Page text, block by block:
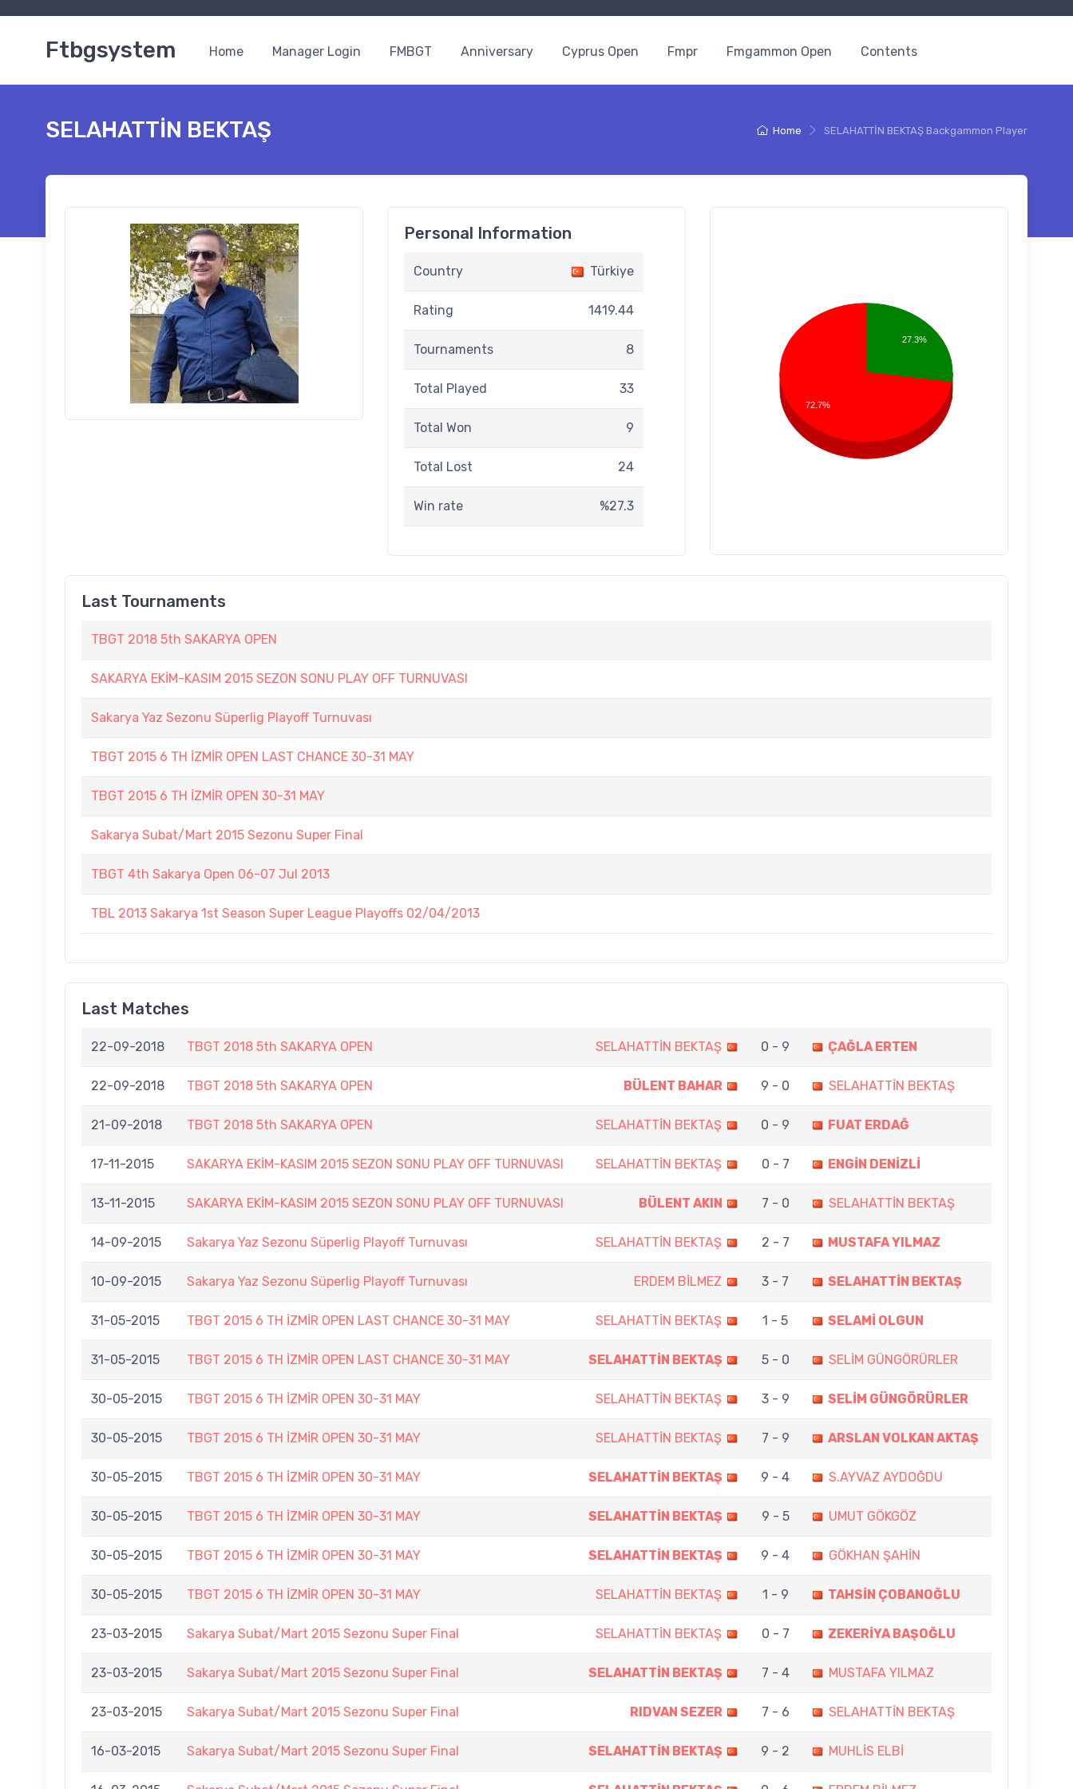
Ftbgsystem Home Manager Login FMBGT Anniversary Cyprus Open Fmpr Fmgammon Open Contents
Home SELAHATTİN BEKTAŞ Backgammon Player
SELAHATTİN BEKTAŞ
Personal Information
Country Türkiye
Rating 1419.44
Tournaments 8
Total Played 33
Total Won 9
Total Lost 24
Win rate %27.3
27.3%
72.7%
Last Tournaments
TBGT 2018 5th SAKARYA OPEN
SAKARYA EKİM-KASIM 2015 SEZON SONU PLAY OFF TURNUVASI
Sakarya Yaz Sezonu Süperlig Playoff Turnuvası
TBGT 2015 6 TH İZMİR OPEN LAST CHANCE 30-31 MAY
TBGT 2015 6 TH İZMİR OPEN 30-31 MAY
Sakarya Subat/Mart 2015 Sezonu Super Final
TBGT 4th Sakarya Open 06-07 Jul 2013
TBL 2013 Sakarya 1st Season Super League Playoffs 02/04/2013
Last Matches
22-09-2018 TBGT 2018 5th SAKARYA OPEN SELAHATTİN BEKTAŞ 0 - 9 ÇAĞLA ERTEN
22-09-2018 TBGT 2018 5th SAKARYA OPEN BÜLENT BAHAR 9 - 0 SELAHATTİN BEKTAŞ
21-09-2018 TBGT 2018 5th SAKARYA OPEN SELAHATTİN BEKTAŞ 0 - 9 FUAT ERDAĞ
17-11-2015 SAKARYA EKİM-KASIM 2015 SEZON SONU PLAY OFF TURNUVASI SELAHATTİN BEKTAŞ 0 - 7 ENGİN DENİZLİ
13-11-2015 SAKARYA EKİM-KASIM 2015 SEZON SONU PLAY OFF TURNUVASI BÜLENT AKIN 7 - 0 SELAHATTİN BEKTAŞ
14-09-2015 Sakarya Yaz Sezonu Süperlig Playoff Turnuvası SELAHATTİN BEKTAŞ 2 - 7 MUSTAFA YILMAZ
10-09-2015 Sakarya Yaz Sezonu Süperlig Playoff Turnuvası ERDEM BİLMEZ 3 - 7 SELAHATTİN BEKTAŞ
31-05-2015 TBGT 2015 6 TH İZMİR OPEN LAST CHANCE 30-31 MAY SELAHATTİN BEKTAŞ 1 - 5 SELAMİ OLGUN
31-05-2015 TBGT 2015 6 TH İZMİR OPEN LAST CHANCE 30-31 MAY SELAHATTİN BEKTAŞ 5 - 0 SELİM GÜNGÖRÜRLER
30-05-2015 TBGT 2015 6 TH İZMİR OPEN 30-31 MAY SELAHATTİN BEKTAŞ 3 - 9 SELİM GÜNGÖRÜRLER
30-05-2015 TBGT 2015 6 TH İZMİR OPEN 30-31 MAY SELAHATTİN BEKTAŞ 7 - 9 ARSLAN VOLKAN AKTAŞ
30-05-2015 TBGT 2015 6 TH İZMİR OPEN 30-31 MAY SELAHATTİN BEKTAŞ 9 - 4 S.AYVAZ AYDOĞDU
30-05-2015 TBGT 2015 6 TH İZMİR OPEN 30-31 MAY SELAHATTİN BEKTAŞ 9 - 5 UMUT GÖKGÖZ
30-05-2015 TBGT 2015 6 TH İZMİR OPEN 30-31 MAY SELAHATTİN BEKTAŞ 9 - 4 GÖKHAN ŞAHİN
30-05-2015 TBGT 2015 6 TH İZMİR OPEN 30-31 MAY SELAHATTİN BEKTAŞ 1 - 9 TAHSİN ÇOBANOĞLU
23-03-2015 Sakarya Subat/Mart 2015 Sezonu Super Final SELAHATTİN BEKTAŞ 0 - 7 ZEKERİYA BAŞOĞLU
23-03-2015 Sakarya Subat/Mart 2015 Sezonu Super Final SELAHATTİN BEKTAŞ 7 - 4 MUSTAFA YILMAZ
23-03-2015 Sakarya Subat/Mart 2015 Sezonu Super Final RIDVAN SEZER 7 - 6 SELAHATTİN BEKTAŞ
16-03-2015 Sakarya Subat/Mart 2015 Sezonu Super Final SELAHATTİN BEKTAŞ 9 - 2 MUHLİS ELBİ